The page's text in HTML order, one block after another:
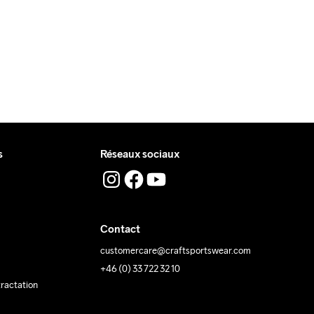
Réseaux sociaux
Contact
customercare@craftsportswear.com
+46 (0) 33 722 32 10